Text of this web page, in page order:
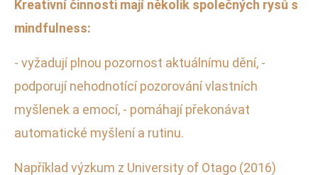
Kreativní činnosti mají několik společných rysů s
mindfulness:
- vyžadují plnou pozornost aktuálnímu dění, -
podporují nehodnotící pozorování vlastních
myšlenek a emocí, - pomáhají překonávat
automatické myšlení a rutinu.
Například výzkum z University of Otago (2016)